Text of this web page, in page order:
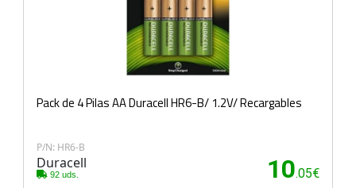
Pack de 4 Pilas AA Duracell HR6-B/ 1.2V/ Recargables
P/N: HR6-B
Duracell
92 uds. 10.05€